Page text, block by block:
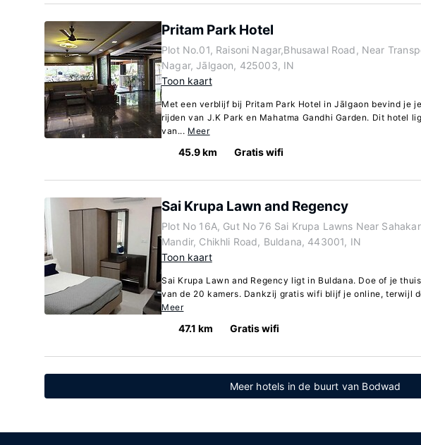
Pritam Park Hotel
Plot No.01, Raisoni Nagar,Bhusawal Road, Near
Nagar, Jālgaon, 425003, IN
Toon kaart
Met een verblijf bij Pritam Park Hotel in Jālgaon bevind je
rijden van J.K Park en Mahatma Gandhi Garden. Dit hotel
van... Meer
45.9 km Gratis wifi
Sai Krupa Lawn and Regency
Plot No 16A, Gut No 76 Sai Krupa Lawns Near
Mandir, Chikhli Road, Buldana, 443001, IN
Toon kaart
Sai Krupa Lawn and Regency ligt in Buldana. Doe of je
van de 20 kamers. Dankzij gratis wifi blijf je online, terwijl
Meer
47.1 km Gratis wifi
Meer hotels in de buurt van Bodwad